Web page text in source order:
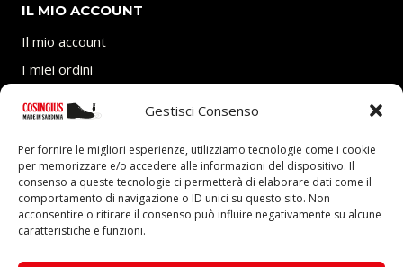
Gestisci Consenso
Per fornire le migliori esperienze, utilizziamo tecnologie come i cookie
per memorizzare e/o accedere alle informazioni del dispositivo. Il
consenso a queste tecnologie ci permetterà di elaborare dati come il
comportamento di navigazione o ID unici su questo sito. Non
acconsentire o ritirare il consenso può influire negativamente su alcune
caratteristiche e funzioni.
IL MIO ACCOUNT
Il mio account
I miei ordini